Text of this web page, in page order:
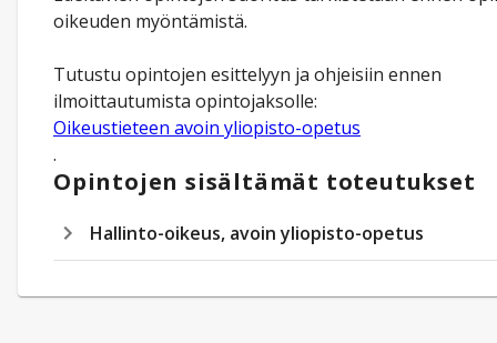
oikeuden myöntämistä.
Tutustu opintojen esittelyyn ja ohjeisiin ennen
ilmoittautumista opintojaksolle:
Oikeustieteen avoin yliopisto-opetus
.
Opintojen sisältämät toteutukset
Hallinto-oikeus, avoin yliopisto-opetus